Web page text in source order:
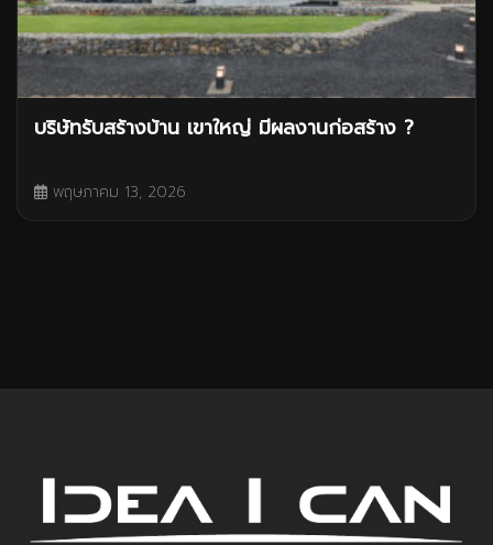
บริษัทรับสร้างบ้าน เขาใหญ่ มีผลงานก่อสร้าง ?
พฤษภาคม 13, 2026